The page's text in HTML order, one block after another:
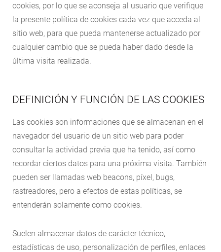
cookies, por lo que se aconseja al usuario que verifique
la presente política de cookies cada vez que acceda al
sitio web, para que pueda mantenerse actualizado por
cualquier cambio que se pueda haber dado desde la
última visita realizada.
DEFINICIÓN Y FUNCIÓN DE LAS COOKIES
Las cookies son informaciones que se almacenan en el
navegador del usuario de un sitio web para poder
consultar la actividad previa que ha tenido, así como
recordar ciertos datos para una próxima visita. También
pueden ser llamadas web beacons, píxel, bugs,
rastreadores, pero a efectos de estas políticas, se
entenderán solamente como cookies.
Suelen almacenar datos de carácter técnico,
estadísticas de uso, personalización de perfiles, enlaces